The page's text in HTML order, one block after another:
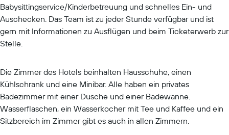
Babysittingservice/Kinderbetreuung und schnelles Ein- und
Auschecken. Das Team ist zu jeder Stunde verfügbar und ist
gern mit Informationen zu Ausflügen und beim Ticketerwerb zur
Stelle.
Die Zimmer des Hotels beinhalten Hausschuhe, einen
Kühlschrank und eine Minibar. Alle haben ein privates
Badezimmer mit einer Dusche und einer Badewanne.
Wasserflaschen, ein Wasserkocher mit Tee und Kaffee und ein
Sitzbereich im Zimmer gibt es auch in allen Zimmern.